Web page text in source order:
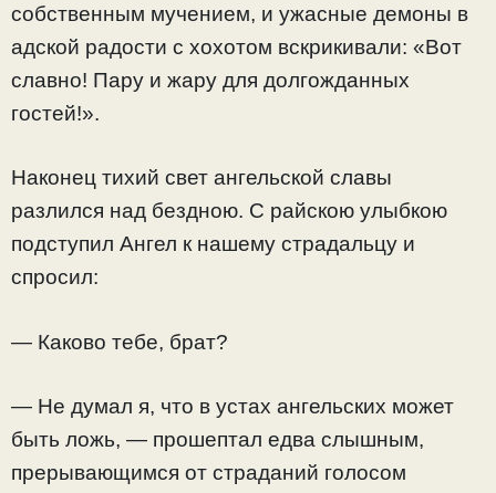
собственным мучением, и ужасные демоны в
адской радости с хохотом вскрикивали: «Вот
славно! Пару и жару для долгожданных
гостей!».
Наконец тихий свет ангельской славы
разлился над бездною. С райскою улыбкою
подступил Ангел к нашему страдальцу и
спросил:
— Каково тебе, брат?
— Не думал я, что в устах ангельских может
быть ложь, — прошептал едва слышным,
прерывающимся от страданий голосом